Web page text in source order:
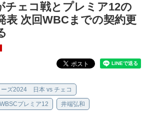
チェコ戦とプレミア12の
表 次回WBCまでの契約更
ーズ2024 日本 vs チェコ
プレミア12 井端弘和